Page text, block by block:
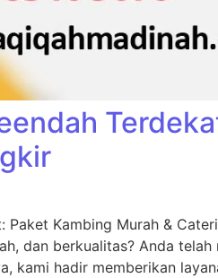
Paket Kambing Murah &
dan berkualitas? Anda
kami hadir memberikan